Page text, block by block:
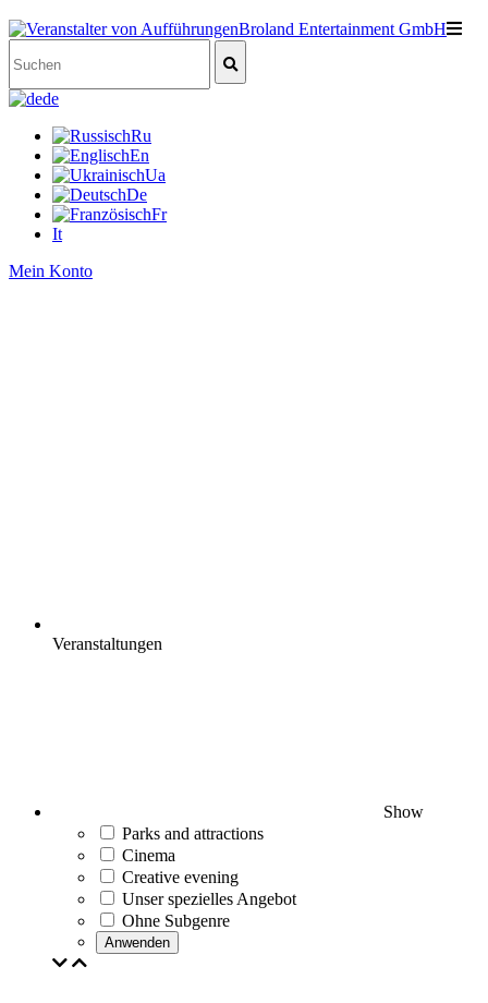
de
Ru
En
Ua
De
Fr
It
Mein Konto
Veranstaltungen
Show
Parks and attractions
Cinema
Creative evening
Unser spezielles Angebot
Ohne Subgenre
Anwenden